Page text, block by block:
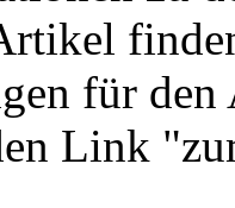
für
Link